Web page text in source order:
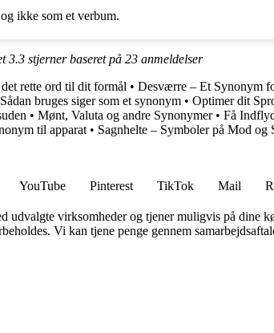
ikke som et verbum.
3.3 stjerner baseret på 23 anmeldelser
rette ord til dit formål • Desværre – Et Synonym
Sådan bruges siger som et synonym • Optimer dit
• Mønt, Valuta og andre Synonymer• Få
til apparat• Sagnhelte – Symboler på Mod og
YouTube Pinterest TikTok Mail
udvalgte virksomheder og tjener muligvis på dine
Vi kan tjene penge gennem